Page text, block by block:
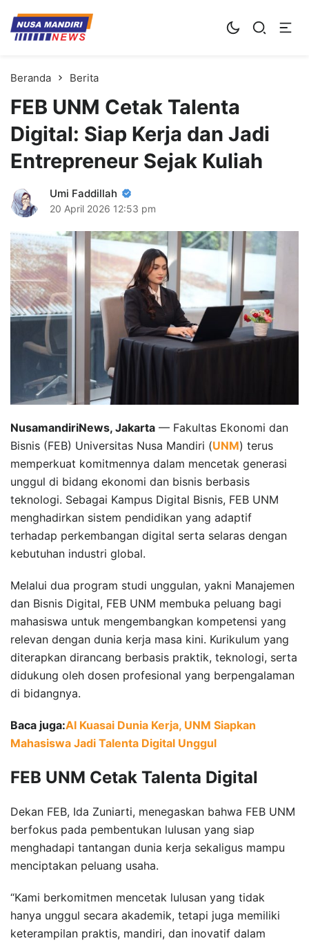
Kampus Digital Bisnis
Universitas Nusa Mandiri
Beranda Berita
FEB UNM Cetak Talenta
Digital: Siap Kerja dan Jadi
Entrepreneur Sejak Kuliah
Umi Faddillah
20 April 2026 12:53 pm
NusamandiriNews, Jakarta — Fakultas Ekonomi dan
Bisnis (FEB) Universitas Nusa Mandiri (UNM) terus
memperkuat komitmennya dalam mencetak generasi
unggul di bidang ekonomi dan bisnis berbasis
teknologi. Sebagai Kampus Digital Bisnis, FEB UNM
menghadirkan sistem pendidikan yang adaptif
terhadap perkembangan digital serta selaras dengan
kebutuhan industri global.
Melalui dua program studi unggulan, yakni Manajemen
dan Bisnis Digital, FEB UNM membuka peluang bagi
mahasiswa untuk mengembangkan kompetensi yang
relevan dengan dunia kerja masa kini. Kurikulum yang
diterapkan dirancang berbasis praktik, teknologi, serta
didukung oleh dosen profesional yang berpengalaman
di bidangnya.
Baca juga:AI Kuasai Dunia Kerja, UNM Siapkan
Mahasiswa Jadi Talenta Digital Unggul
FEB UNM Cetak Talenta Digital
Dekan FEB, Ida Zuniarti, menegaskan bahwa FEB UNM
berfokus pada pembentukan lulusan yang siap
menghadapi tantangan dunia kerja sekaligus mampu
menciptakan peluang usaha.
“Kami berkomitmen mencetak lulusan yang tidak
hanya unggul secara akademik, tetapi juga memiliki
keterampilan praktis, mandiri, dan inovatif dalam